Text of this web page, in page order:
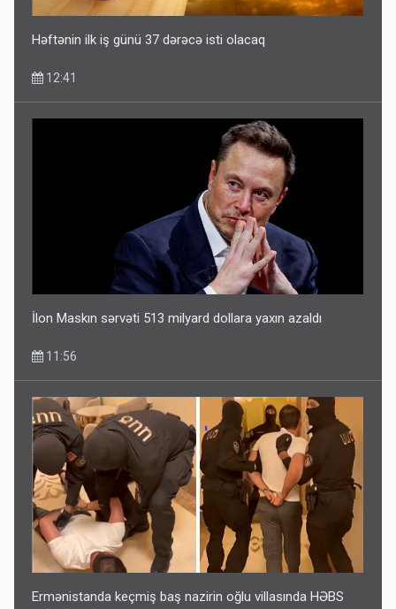
Həftənin ilk iş günü 37 dərəcə isti olacaq
12:41
İlon Maskın sərvəti 513 milyard dollara yaxın azaldı
11:56
Ermənistanda keçmiş baş nazirin oğlu villasında HƏBS